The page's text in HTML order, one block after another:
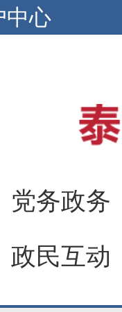
中心
党务政务
政民互动